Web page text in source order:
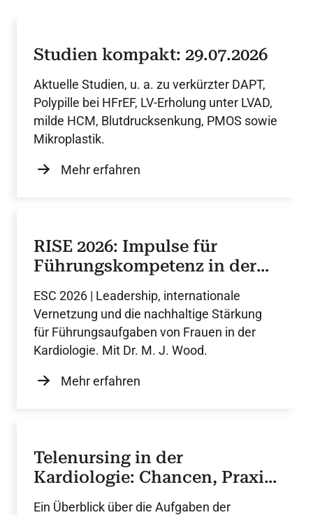
Studien kompakt: 29.07.2026
Aktuelle Studien, u. a. zu verkürzter DAPT,
Polypille bei HFrEF, LV-Erholung unter LVAD,
milde HCM, Blutdrucksenkung, PMOS sowie
Mikroplastik.
Mehr erfahren
RISE 2026: Impulse für
Führungskompetenz in der
Kardiologie
ESC 2026 | Leadership, internationale
Vernetzung und die nachhaltige Stärkung
für Führungsaufgaben von Frauen in der
Kardiologie. Mit Dr. M. J. Wood.
Mehr erfahren
Telenursing in der
Kardiologie: Chancen, Praxis
und Perspektiven
Ein Überblick über die Aufgaben der